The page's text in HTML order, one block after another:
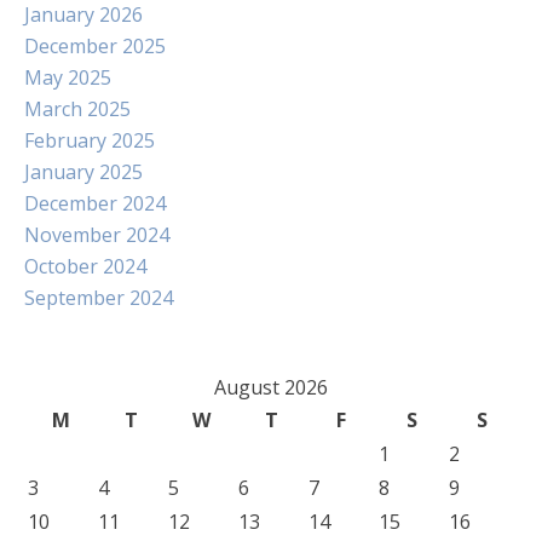
January 2026
December 2025
May 2025
March 2025
February 2025
January 2025
December 2024
November 2024
October 2024
September 2024
August 2026
M
T W T F S
S
1
2
3
4 5 6 7 8
9
10
11 12 13 14 15
16